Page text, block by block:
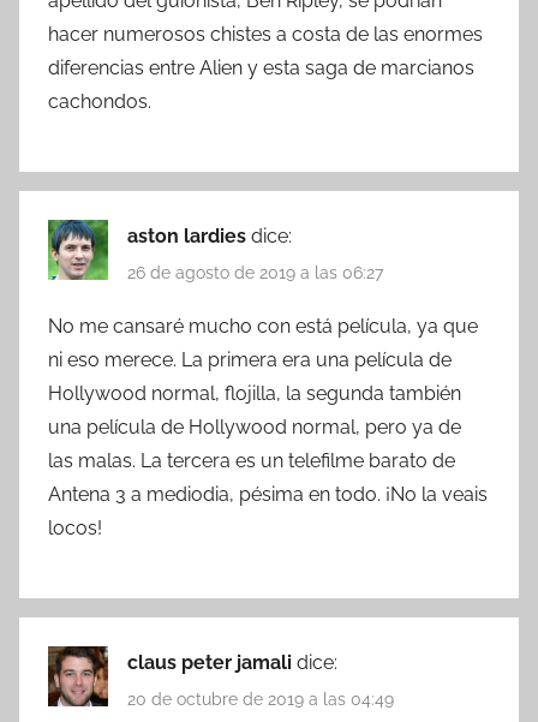
hacer numerosos chistes a costa de las enormes
diferencias entre Alien y esta saga de marcianos
cachondos.
aston lardies dice:
26 de agosto de 2019 a las 06:27
No me cansaré mucho con está película, ya que
ni eso merece. La primera era una película de
Hollywood normal, flojilla, la segunda también
una película de Hollywood normal, pero ya de
las malas. La tercera es un telefilme barato de
Antena 3 a mediodia, pésima en todo. ¡No la veais
locos!
claus peter jamali dice:
20 de octubre de 2019 a las 04:49